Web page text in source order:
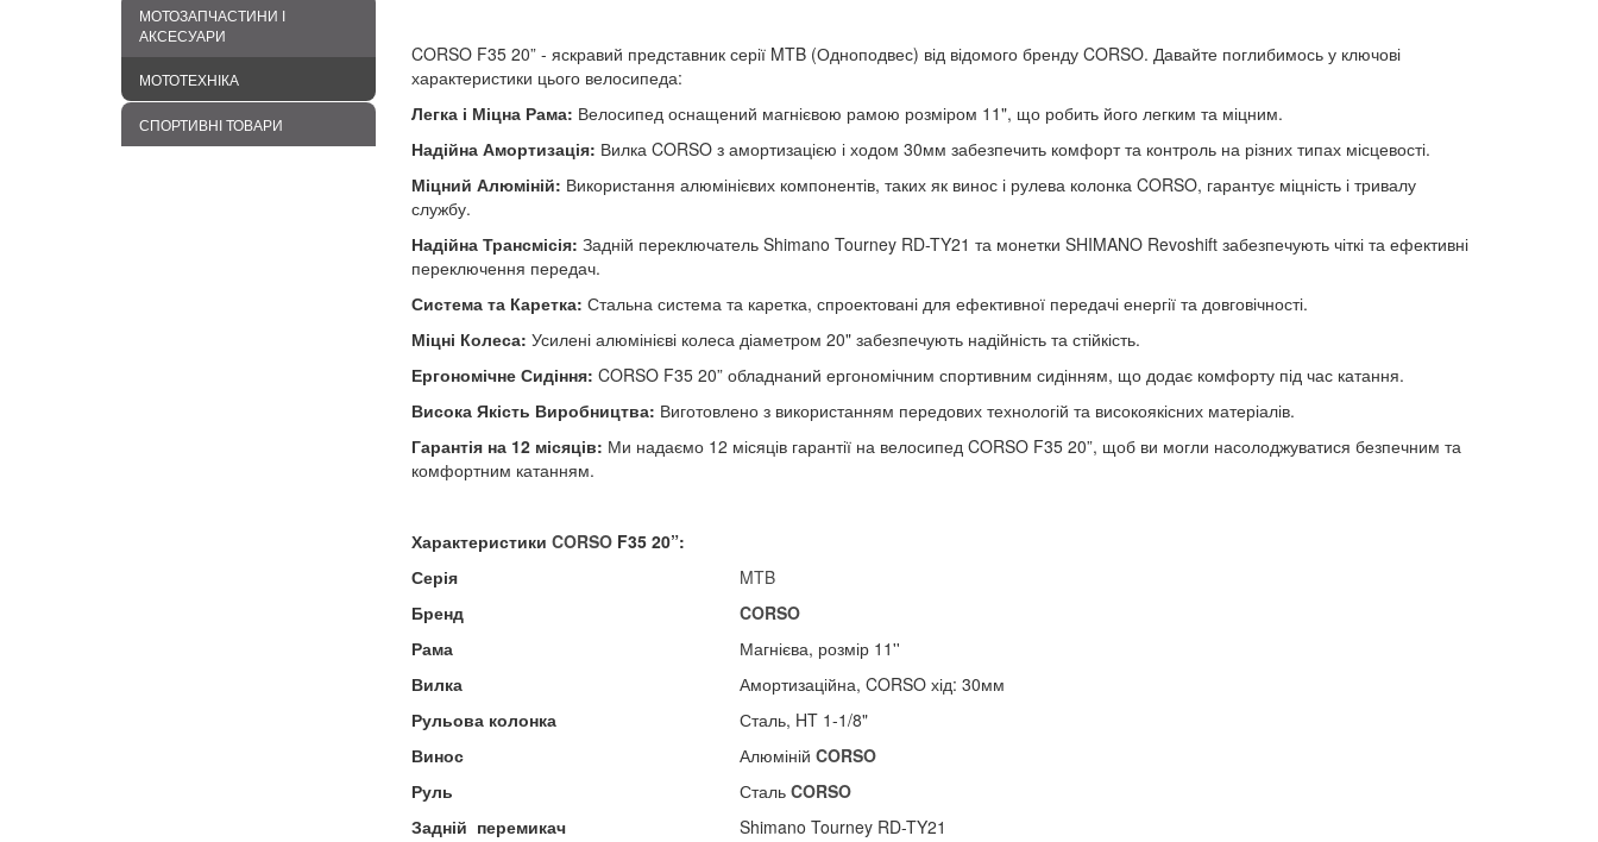
МОТОЗАПЧАСТИНИ І
АКСЕСУАРИ
МОТОТЕХНІКА
СПОРТИВНІ ТОВАРИ
CORSO F35 20” - яскравий представник серії MTB (Одноподвес) від відомого бренду CORSO. Давайте поглибимось у ключові
характеристики цього велосипеда:
Легка і Міцна Рама: Велосипед оснащений магнієвою рамою розміром 11", що робить його легким та міцним.
Надійна Амортизація: Вилка CORSO з амортизацією і ходом 30мм забезпечить комфорт та контроль на різних типах місцевості.
Міцний Алюміній: Використання алюмінієвих компонентів, таких як винос і рулева колонка CORSO, гарантує міцність і тривалу
службу.
Надійна Трансмісія: Задній переключатель Shimano Tourney RD-TY21 та монетки SHIMANO Revoshift забезпечують чіткі та ефективні
переключення передач.
Система та Каретка: Стальна система та каретка, спроектовані для ефективної передачі енергії та довговічності.
Міцні Колеса: Усилені алюмінієві колеса діаметром 20" забезпечують надійність та стійкість.
Ергономічне Сидіння: CORSO F35 20” обладнаний ергономічним спортивним сидінням, що додає комфорту під час катання.
Висока Якість Виробництва: Виготовлено з використанням передових технологій та високоякісних матеріалів.
Гарантія на 12 місяців: Ми надаємо 12 місяців гарантії на велосипед CORSO F35 20”, щоб ви могли насолоджуватися безпечним та
комфортним катанням.
Характеристики CORSOF35 20”:
Серія
MTB
Бренд
CORSO
Рама
Магнієва, розмір 11''
Вилка
Амортизаційна, CORSO хід: 30мм
Рульова колонка
Сталь, HT 1-1/8"
Винос
Алюміній CORSO
Руль
Сталь CORSO
Задній перемикач
Shimano Tourney RD-TY21